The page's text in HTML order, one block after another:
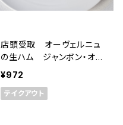
店頭受取 オーヴェルニュ
の生ハム ジャンボン・オー
ヴェルニュ 12ヶ月熟成 5
ボリー＞(フランス・オーヴェ
¥972
テイクアウト